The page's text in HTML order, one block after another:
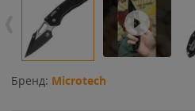
Бренд: Microtech